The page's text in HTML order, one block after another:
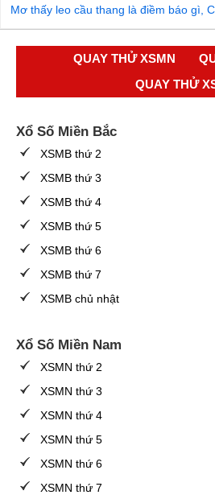
Mơ thấy leo cầu thang là điềm báo gì,
QUAY THỬ XSMN
QUAY THỬ
Xổ Số Miền Bắc
XSMB thứ 2
XSMB thứ 3
XSMB thứ 4
XSMB thứ 5
XSMB thứ 6
XSMB thứ 7
XSMB chủ nhật
Xổ Số Miền Nam
XSMN thứ 2
XSMN thứ 3
XSMN thứ 4
XSMN thứ 5
XSMN thứ 6
XSMN thứ 7